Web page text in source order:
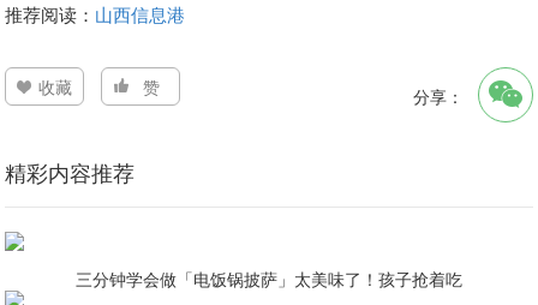
推荐阅读： 山西信息港
收藏 赞 分享：
精彩内容推荐
三分钟学会做「电饭锅披萨」太美味了！孩子抢着吃